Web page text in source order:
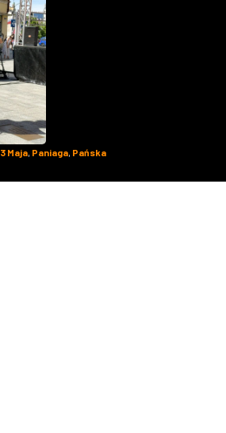
3 Maja, Paniaga, Pańska